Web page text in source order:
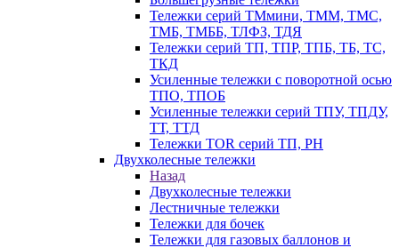
Тележки серий ТМмини, ТММ, ТМС,
ТМБ, ТМББ, ТЛФЗ, ТДЯ
Тележки серий ТП, ТПР, ТПБ, ТБ, ТС,
ТКД
Усиленные тележки с поворотной осью
ТПО, ТПОБ
Усиленные тележки серий ТПУ, ТПДУ,
ТТ, ТТД
Тележки TOR серий ТП, PH
Двухколесные тележки
Назад
Двухколесные тележки
Лестничные тележки
Тележки для бочек
Тележки для газовых баллонов и